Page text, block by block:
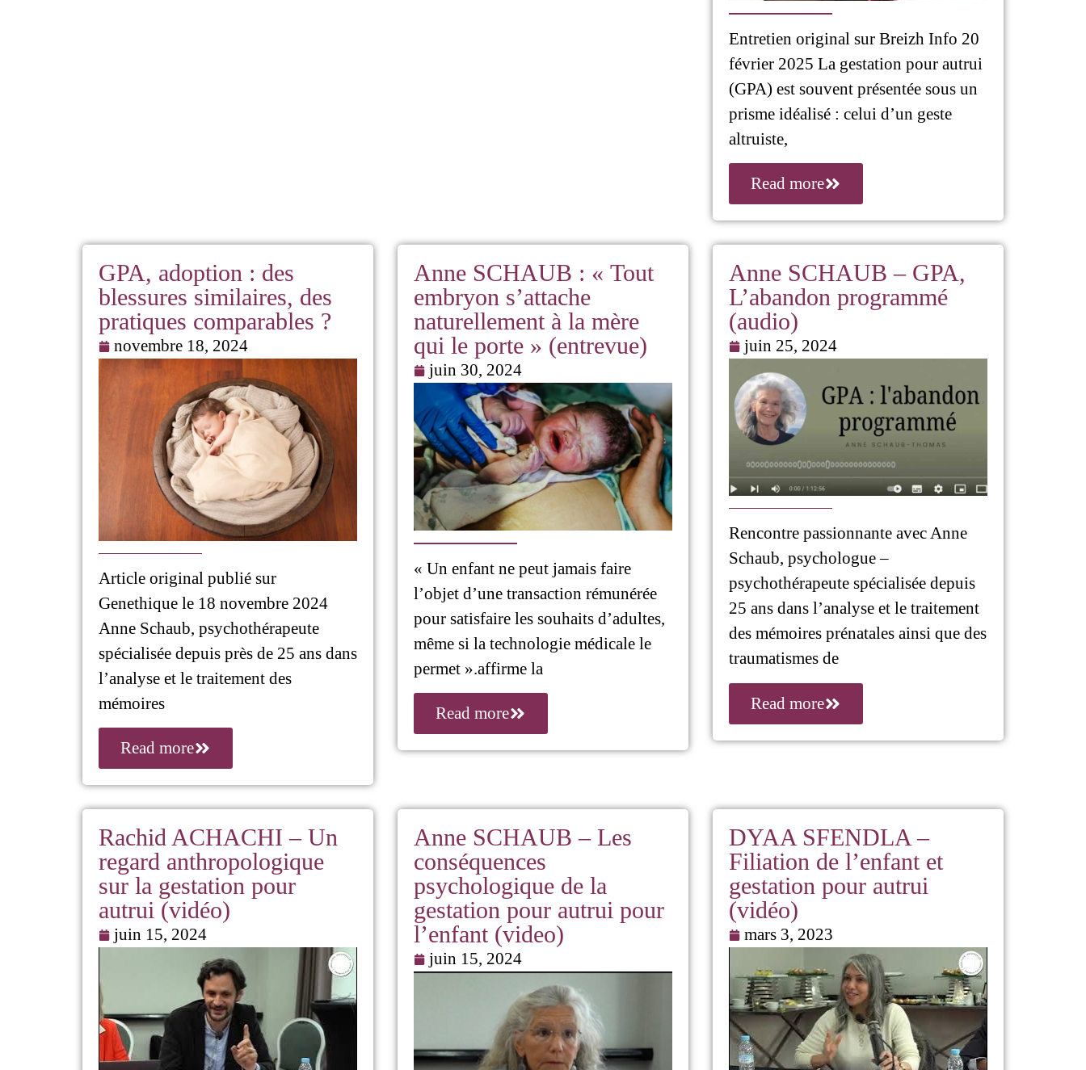
Entretien original sur Breizh Info 20
février 2025 La gestation pour autrui
(GPA) est souvent présentée sous un
prisme idéalisé : celui d’un geste
altruiste,
Read more
GPA, adoption : des
blessures similaires, des
pratiques comparables ?
novembre 18, 2024
Article original publié sur
Genethique le 18 novembre 2024
Anne Schaub, psychothérapeute
spécialisée depuis près de 25 ans dans
l’analyse et le traitement des
mémoires
Read more
Anne SCHAUB : « Tout
embryon s’attache
naturellement à la mère
qui le porte » (entrevue)
juin 30, 2024
« Un enfant ne peut jamais faire
l’objet d’une transaction rémunérée
pour satisfaire les souhaits d’adultes,
même si la technologie médicale le
permet ».affirme la
Read more
Anne SCHAUB – GPA,
L’abandon programmé
(audio)
juin 25, 2024
Rencontre passionnante avec Anne
Schaub, psychologue –
psychothérapeute spécialisée depuis
25 ans dans l’analyse et le traitement
des mémoires prénatales ainsi que des
traumatismes de
Read more
Rachid ACHACHI – Un
regard anthropologique
sur la gestation pour
autrui (vidéo)
juin 15, 2024
Anne SCHAUB – Les
conséquences
psychologique de la
gestation pour autrui pour
l’enfant (video)
juin 15, 2024
DYAA SFENDLA –
Filiation de l’enfant et
gestation pour autrui
(vidéo)
mars 3, 2023